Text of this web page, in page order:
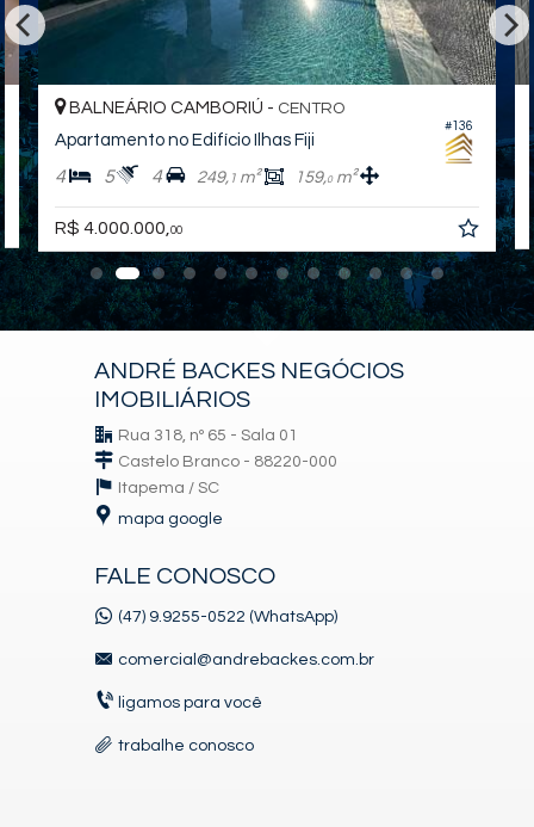
#136
BALNEÁRIO CAMBORIÚ - CENTRO
Apartamento no Edifício Ilhas Fiji
4 5 4 249, 1 m² 159,0m²
R$ 4.000.000, 00
ANDRÉ BACKES NEGÓCIOS
IMOBILIÁRIOS
Rua 318, nº 65 - Sala 01
Castelo Branco - 88220-000
Itapema / SC
mapa google
FALE CONOSCO
(47) 9.9255-0522 (WhatsApp)
comercial@andrebackes.com.br
ligamos para você
trabalhe conosco